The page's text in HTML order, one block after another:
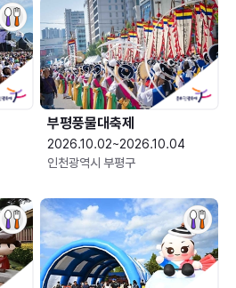
부평풍물대축제
2026.10.02~2026.10.04
인천광역시 부평구